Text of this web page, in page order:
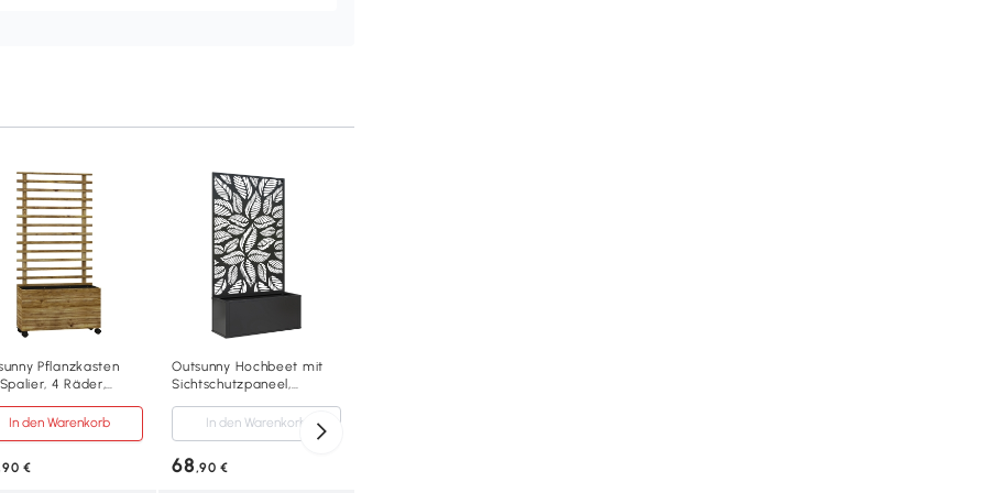
Pflanzkasten
4 Räder,
Naturholz, 76
155 cm
In den Warenkorb
,90 €
Outsunny Hochbeet mit
Sichtschutzpaneel,
SchwarzIn den Warenkorb
68 ,90 €